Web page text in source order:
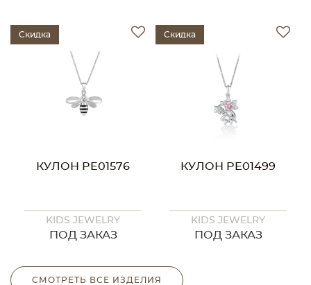
Скидка
КУЛОН PE01576
KIDS JEWELRY
ПОД ЗАКАЗ
Скидка
КУЛОН PE01499
KIDS JEWELRY
ПОД ЗАКАЗ
СМОТРЕТЬ ВСЕ ИЗДЕЛИЯ